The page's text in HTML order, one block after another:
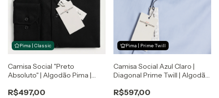
Pima | Classic
Camisa Social "Preto
Absoluto" | Algodão Pima |
R$497,00
Pima | Prime Twill
Camisa Social Azul Claro |
Diagonal Prime Twill | Algodão
R$597,00